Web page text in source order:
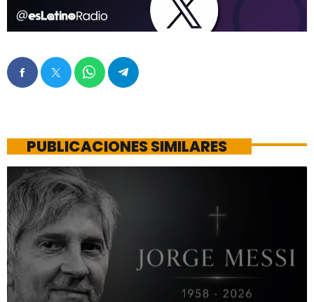
PUBLICACIONES SIMILARES